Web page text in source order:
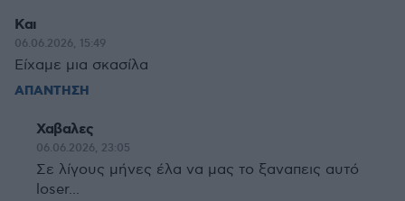
Και
06.06.2026, 15:49
Είχαμε μια σκασίλα
ΑΠΑΝΤΗΣΗ
Χαβαλες
06.06.2026, 23:05
Σε λίγους μήνες έλα να μας το ξαναπεις αυτό
loser...